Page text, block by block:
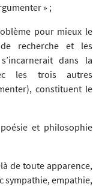
» ;
pour mieux le
recherche et les
dans la
les trois autres
constituent le
et philosophie
de toute apparence,
sympathie, empathie,